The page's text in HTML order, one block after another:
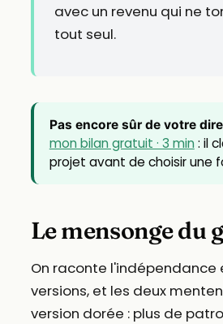
avec un revenu qui ne
tout seul.
Pas encore sûr de votre
mon bilan gratuit · 3 min: il
projet avant de choisir une
Le mensonge du
On raconte l'indépendance
versions, et les deux
version dorée : plus de